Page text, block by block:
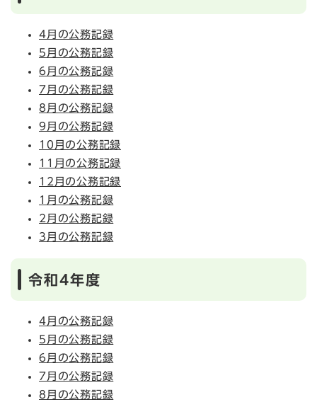
4月の公務記録
5月の公務記録
6月の公務記録
7月の公務記録
8月の公務記録
9月の公務記録
10月の公務記録
11月の公務記録
12月の公務記録
1月の公務記録
2月の公務記録
3月の公務記録
令和4年度
4月の公務記録
5月の公務記録
6月の公務記録
7月の公務記録
8月の公務記録